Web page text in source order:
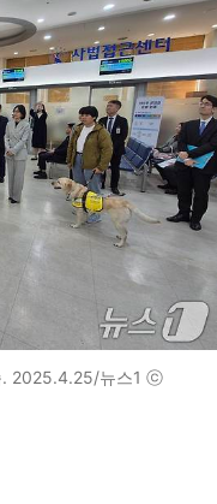
. 2025.4.25/뉴스1 ⓒ